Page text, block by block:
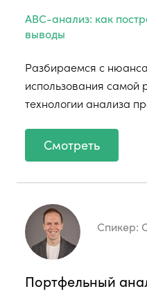
ABC-анализ: как
выводы
Разбираемся с
использования самой
технологии анализа
Смотреть
Спикер:
Портфельный